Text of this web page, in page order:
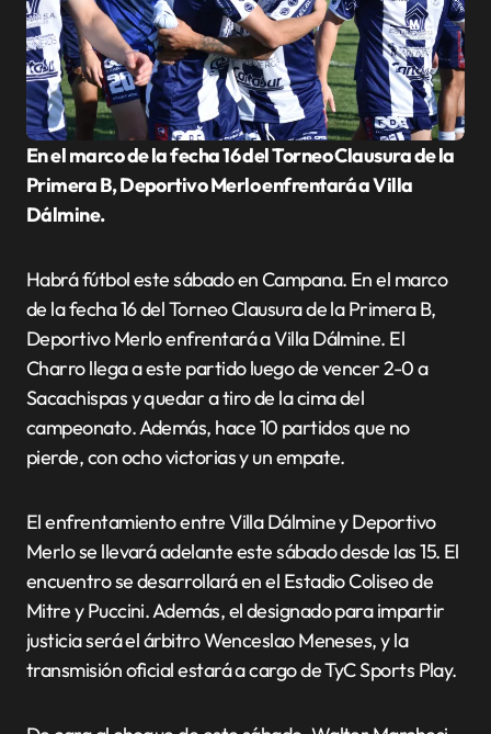
En el marco de la fecha 16 del Torneo Clausura de la
Primera B, Deportivo Merlo enfrentará a Villa
Dálmine.
Habrá fútbol este sábado en Campana. En el marco
de la fecha 16 del Torneo Clausura de la Primera B,
Deportivo Merlo enfrentará a Villa Dálmine. El
Charro llega a este partido luego de vencer 2-0 a
Sacachispas y quedar a tiro de la cima del
campeonato. Además, hace 10 partidos que no
pierde, con ocho victorias y un empate.
El enfrentamiento entre Villa Dálmine y Deportivo
Merlo se llevará adelante este sábado desde las 15. El
encuentro se desarrollará en el Estadio Coliseo de
Mitre y Puccini. Además, el designado para impartir
justicia será el árbitro Wenceslao Meneses, y la
transmisión oficial estará a cargo de TyC Sports Play.